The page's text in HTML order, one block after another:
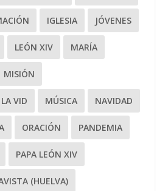
IGLESIA JÓVENES
LEÓN XIV MARÍA
MISIÓN
VID MÚSICA NAVIDAD
ORACIÓN PANDEMIA
PAPA LEÓN XIV
(HUELVA)